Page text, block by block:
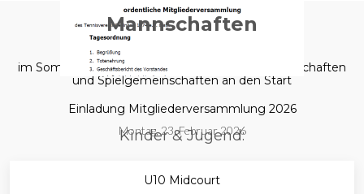
Einladung Mitgliederversammlung 2026
Montag, 23. Februar 2026
Mannschaften
im Sommer 2025 gehen wir mit folgenden Mannschaften
und Spielgemeinschaften an den Start
Kinder & Jugend:
U10 Midcourt